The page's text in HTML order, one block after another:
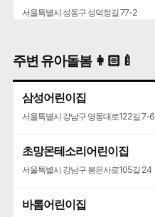
서울특별시 성동구 성덕정길 77-2
서울특별시 성동구 뚝섬로 452
주변 유아돌봄 👩🏻‍🍼
삼성어린이집
서울특별시 강남구 영동대로122길 7-6
초망몬테소리어린이집
서울특별시 강남구 봉은사로105길 24
바롬어린이집